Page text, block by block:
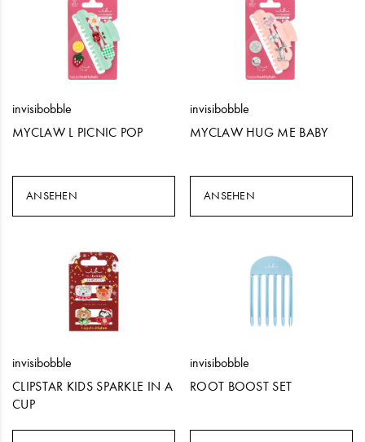
invisibobble
MYCLAW L PICNIC POP
ANSEHEN
invisibobble
MYCLAW HUG ME BABY
ANSEHEN
invisibobble
CLIPSTAR KIDS SPARKLE IN A
CUP
invisibobble
ROOT BOOST SET